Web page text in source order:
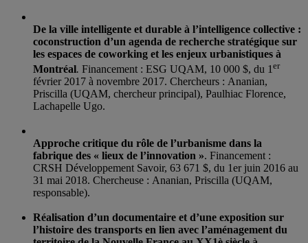
De la ville intelligente et durable à l’intelligence collective :
coconstruction d’un agenda de recherche stratégique sur
les espaces de coworking et les enjeux urbanistiques à
Montréal. Financement : ESG UQAM, 10 000 $, du 1 er
février 2017 à novembre 2017. Chercheurs : Ananian,
Priscilla (UQAM, chercheur principal), Paulhiac Florence,
Lachapelle Ugo.
Approche critique du rôle de l’urbanisme dans la
fabrique des « lieux de l’innovation ». Financement :
CRSH Développement Savoir, 63 671 $, du 1er juin 2016 au
31 mai 2018. Chercheuse : Ananian, Priscilla (UQAM,
responsable).
Réalisation d’un documentaire et d’une exposition sur
l’histoire des transports en lien avec l’aménagement du